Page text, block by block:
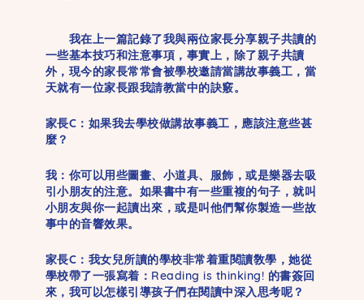
我在上一篇記錄了我與兩位家長分享親子共讀的
一些基本技巧和注意事項，事實上，除了親子共讀
外，現今的家長常常會被學校邀請當講故事義工，當
天就有一位家長跟我請教當中的訣竅。
家長C： 如果我去學校做講故事義工，應該注意些甚
麼？
我： 你可以用些圖畫、小道具、服飾，或是樂器去吸
引小朋友的注意。如果書中有一些重複的句子，就叫
小朋友與你一起讀出來，或是叫他們幫你製造一些故
事中的音響效果。
家長C： 我女兒所讀的學校非常着重閱讀敎學，她從
學校帶了一張寫着：Reading is thinking! 的書簽回
來，我可以怎樣引導孩子們在閱讀中深入思考呢？